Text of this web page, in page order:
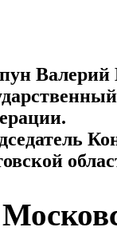
Валерий